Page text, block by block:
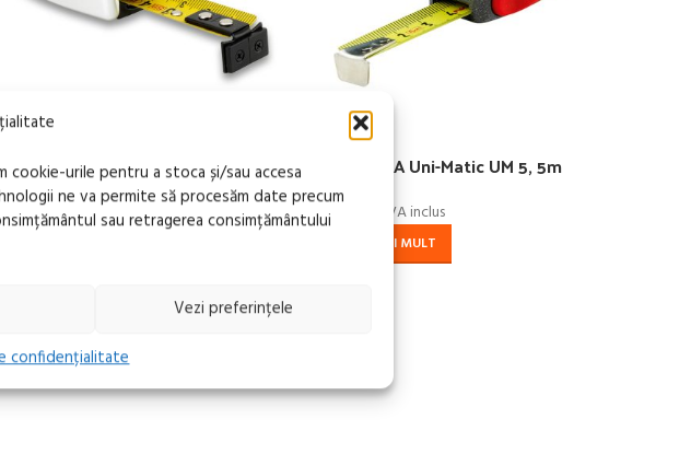
cookie-urile pentru a stoca și/sau accesa
ne va permite să procesăm date precum
sau retragerea consimțământului
Vezi preferințele
confidențialitate
SOLA COMPACT M CO
TVA inclus
FĂRĂ
STOC
Ruleta SOLA Uni-Matic UM 5, 5m
84,70 TVA inclus
CITEȘTE MAI MULT